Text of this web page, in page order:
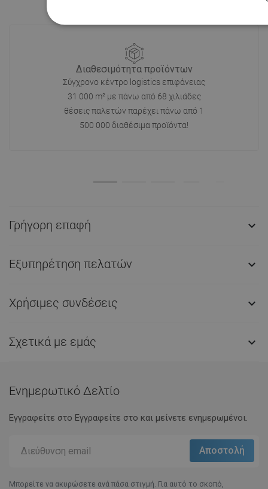
Διαθεσιμότητα προϊόντων
Σύγχρονο κέντρο logistics επιφάνειας
31 000 m² με πάνω από 68 χιλιάδες
θέσεις παλετών παρέχει πάνω από 1
500 000 διαθέσιμα προϊόντα!
Γρήγορη επαφή 
Εξυπηρέτηση πελατών 
Χρήσιμες συνδέσεις 
Σχετικά με εμάς 
Ενημερωτικό Δελτίο
Εγγραφείτε στο Eγγραφείτε στο και μείνετε ενημερωμένοι.
Μπορείτε να ακυρώσετε ανά πάσα στιγμή. Για αυτό το σκοπό,